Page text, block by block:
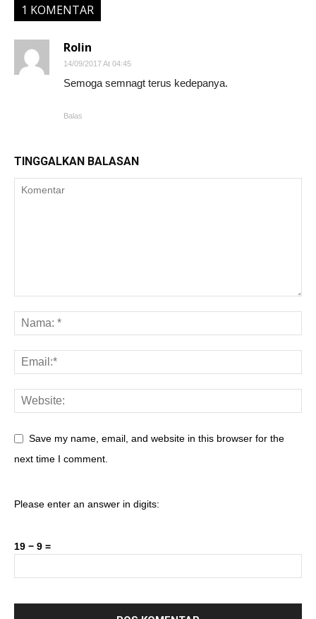
1 KOMENTAR
Rolin
14/09/2017 At 04:45
Semoga semnagt terus kedepanya.
Balas
TINGGALKAN BALASAN
Save my name, email, and website in this browser for the
next time I comment.
Please enter an answer in digits:
19 − 9 =